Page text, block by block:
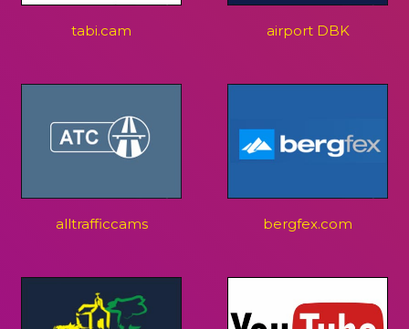
tabi.cam airport DBK
alltrafficcams bergfex.com